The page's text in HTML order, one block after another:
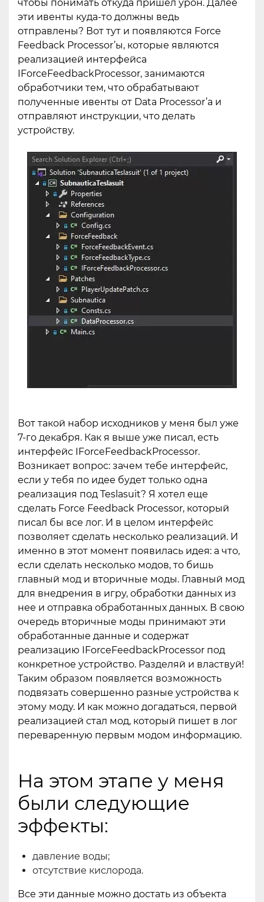
чтобы понимать откуда пришел урон. Далее
эти ивенты куда-то должны ведь
отправлены? Вот тут и появляются Force
Feedback Processor’ы, которые являются
реализацией интерфейса
IForceFeedbackProcessor, занимаются
обработчики тем, что обрабатывают
полученные ивенты от Data Processor’а и
отправляют инструкции, что делать
устройству.
Вот такой набор исходников у меня был уже
7-го декабря. Как я выше уже писал, есть
интерфейс IForceFeedbackProcessor.
Возникает вопрос: зачем тебе интерфейс,
если у тебя по идее будет только одна
реализация под Teslasuit? Я хотел еще
сделать Force Feedback Processor, который
писал бы все лог. И в целом интерфейс
позволяет сделать несколько реализаций. И
именно в этот момент появилась идея: а что,
если сделать несколько модов, то бишь
главный мод и вторичные моды. Главный мод
для внедрения в игру, обработки данных из
нее и отправка обработанных данных. В свою
очередь вторичные моды принимают эти
обработанные данные и содержат
реализацию IForceFeedbackProcessor под
конкретное устройство. Разделяй и властвуй!
Таким образом появляется возможность
подвязать совершенно разные устройства к
этому моду. И как можно догадаться, первой
реализацией стал мод, который пишет в лог
переваренную первым модом информацию.
На этом этапе у меня
были следующие
эффекты:
давление воды;
отсутствие кислорода.
Все эти данные можно достать из объекта